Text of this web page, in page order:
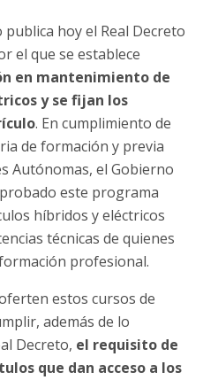
publica hoy el Real Decreto
el que se establece
en mantenimiento de
y se fijan los
. En cumplimiento de
de formación y previa
Autónomas, el Gobierno
este programa
híbridos y eléctricos
técnicas de quienes
profesional.
estos cursos de
además de lo
Decreto, el requisito de
que dan acceso a los